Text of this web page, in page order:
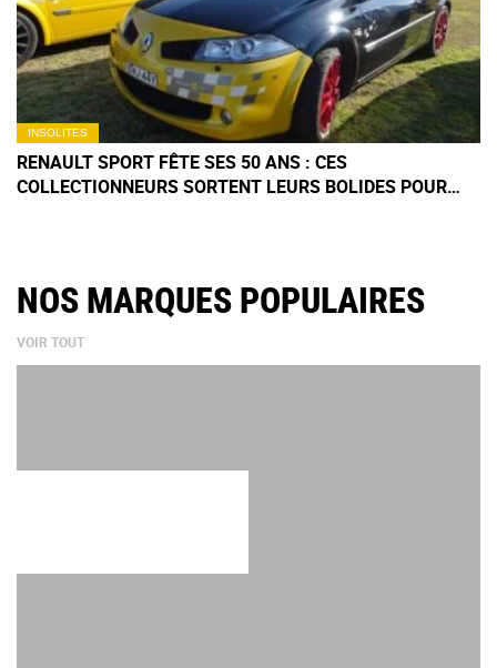
INSOLITES
RENAULT SPORT FÊTE SES 50 ANS : CES
COLLECTIONNEURS SORTENT LEURS BOLIDES POUR
NOS MARQUES POPULAIRES
VOIR TOUT